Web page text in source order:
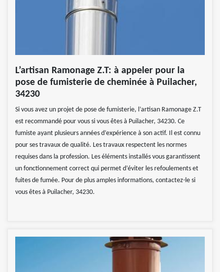
L’artisan Ramonage Z.T: à appeler pour la
pose de fumisterie de cheminée à Puilacher,
34230
Si vous avez un projet de pose de fumisterie, l’artisan Ramonage Z.T
est recommandé pour vous si vous êtes à Puilacher, 34230. Ce
fumiste ayant plusieurs années d’expérience à son actif. Il est connu
pour ses travaux de qualité. Les travaux respectent les normes
requises dans la profession. Les éléments installés vous garantissent
un fonctionnement correct qui permet d’éviter les refoulements et
fuites de fumée. Pour de plus amples informations, contactez-le si
vous êtes à Puilacher, 34230.